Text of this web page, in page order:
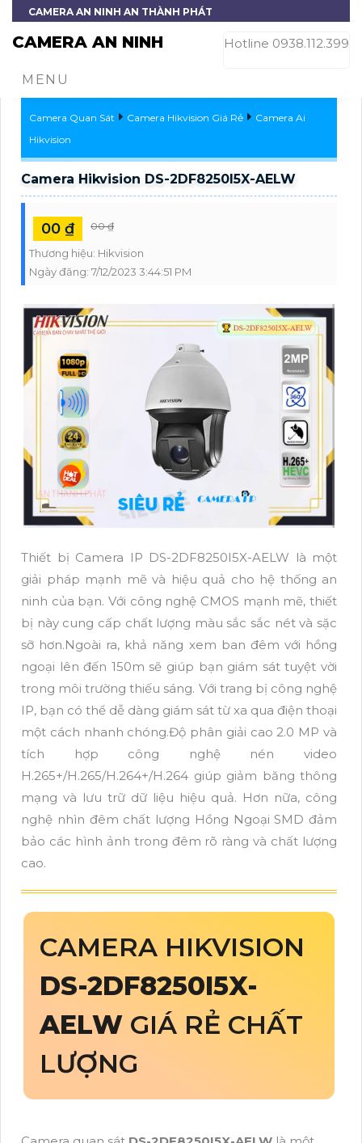
CAMERA AN NINH AN THÀNH PHÁT
CAMERA AN NINH Hotline 0938.112.399
MENU
Camera Quan Sát Camera Hikvision Giá Rẻ
Camera Ai
Hikvision
Camera Hikvision DS-2DF8250I5X-AELW
00 ₫ 00 ₫
Thương hiệu: Hikvision
Ngày đăng: 7/12/2023 3:44:51 PM
Thiết bị Camera IP DS-2DF8250I5X-AELW là một
giải pháp mạnh mẽ và hiệu quả cho hệ thống an
ninh của bạn. Với công nghệ CMOS mạnh mẽ, thiết
bị này cung cấp chất lượng màu sắc sắc nét và sặc
sỡ hơn.Ngoài ra, khả năng xem ban đêm với hồng
ngoại lên đến 150m sẽ giúp bạn giám sát tuyệt vời
trong môi trường thiếu sáng. Với trang bị công nghệ
IP, bạn có thể dễ dàng giám sát từ xa qua điện thoại
một cách nhanh chóng.Độ phân giải cao 2.0 MP và
tích hợp công nghệ nén video
H.265+/H.265/H.264+/H.264 giúp giảm băng thông
mạng và lưu trữ dữ liệu hiệu quả. Hơn nữa, công
nghệ nhìn đêm chất lượng Hồng Ngoại SMD đảm
bảo các hình ảnh trong đêm rõ ràng và chất lượng
cao.
CAMERA HIKVISION
DS-2DF8250I5X-
AELW GIÁ RẺ CHẤT
LƯỢNG